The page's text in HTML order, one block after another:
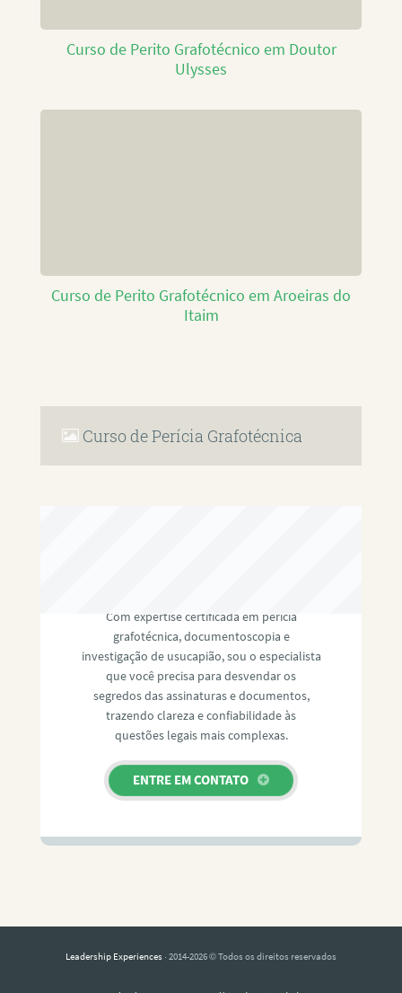
Curso de Perito Grafotécnico em Doutor
Ulysses
Curso de Perito Grafotécnico em Aroeiras do
Itaim
Curso de Perícia Grafotécnica
Com expertise certificada em perícia
grafotécnica, documentoscopia e
investigação de usucapião, sou o especialista
que você precisa para desvendar os
segredos das assinaturas e documentos,
trazendo clareza e confiabilidade às
questões legais mais complexas.
ENTRE EM CONTATO
Leadership Experiences · 2014-2026 © Todos os direitos reservados